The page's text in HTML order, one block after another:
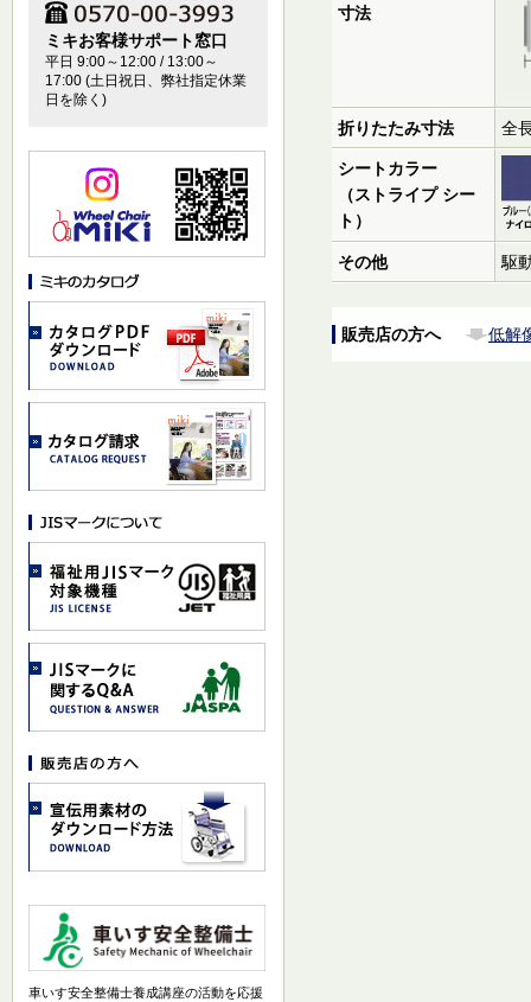
寸法
折りたたみ寸法 全
シートカラー
（ストライプ シー
ト）
その他 駆
販売店の方へ 低解
ミキお客様サポート窓口
平日 9:00～12:00 / 13:00～
17:00 (土日祝日、弊社指定休業
日を除く)
車いす安全整備士養成講座の活動を応援